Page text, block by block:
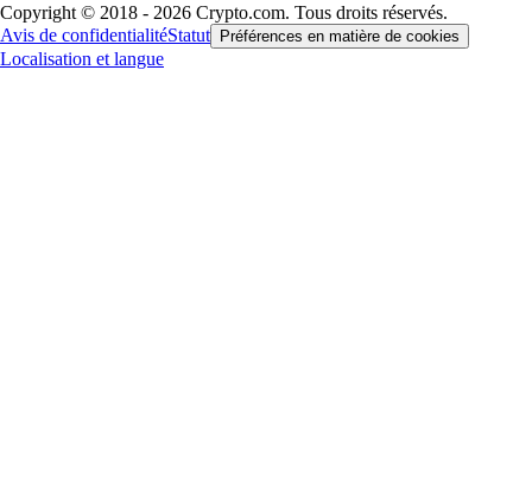
Copyright © 2018 - 2026 Crypto.com. Tous droits réservés.
Avis de confidentialitéStatut Préférences en matière de cookies
Localisation et langue